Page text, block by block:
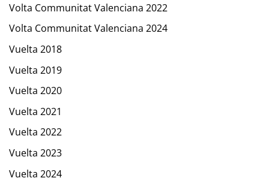
Volta Communitat Valenciana 2022
Volta Communitat Valenciana 2024
Vuelta 2018
Vuelta 2019
Vuelta 2020
Vuelta 2021
Vuelta 2022
Vuelta 2023
Vuelta 2024